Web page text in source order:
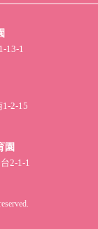
13-1
2-15
園
2-1-1